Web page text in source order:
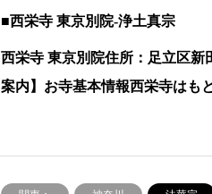
■西栄寺 東京別院-浄土真宗
西栄寺 東京別院住所：足立区新
案内】お寺基本情報西栄寺はも